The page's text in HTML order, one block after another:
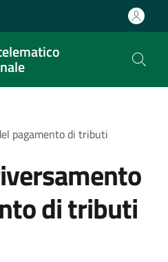
pagamento di tributi
di tributi